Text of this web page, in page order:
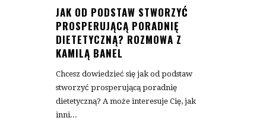
JAK OD PODSTAW STWORZYĆ
PROSPERUJĄCĄ PORADNIĘ
DIETETYCZNĄ? ROZMOWA Z
KAMILĄ BANEL
Chcesz dowiedzieć się jak od podstaw
stworzyć prosperującą poradnię
dietetyczną? A może interesuje Cię, jak
inni...